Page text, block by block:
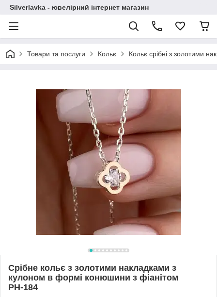
Silverlavka - ювелірний інтернет магазин
Товари та послуги Кольє Кольє срібні з золотими
Срібне кольє з золотими накладками з
кулоном в формі конюшини з фіанітом
РН-184